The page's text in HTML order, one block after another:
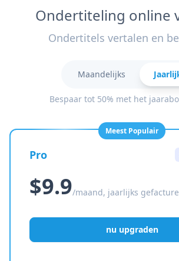
Ondertiteling online
Ondertitels vertalen en
Maandelijks
Bespaar tot 50% met het
Meest Populair
Pro
$9.9/maand, jaarlijks
nu upgraden